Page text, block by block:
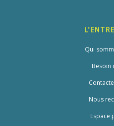
Qui
Besoin
Nous
Espace